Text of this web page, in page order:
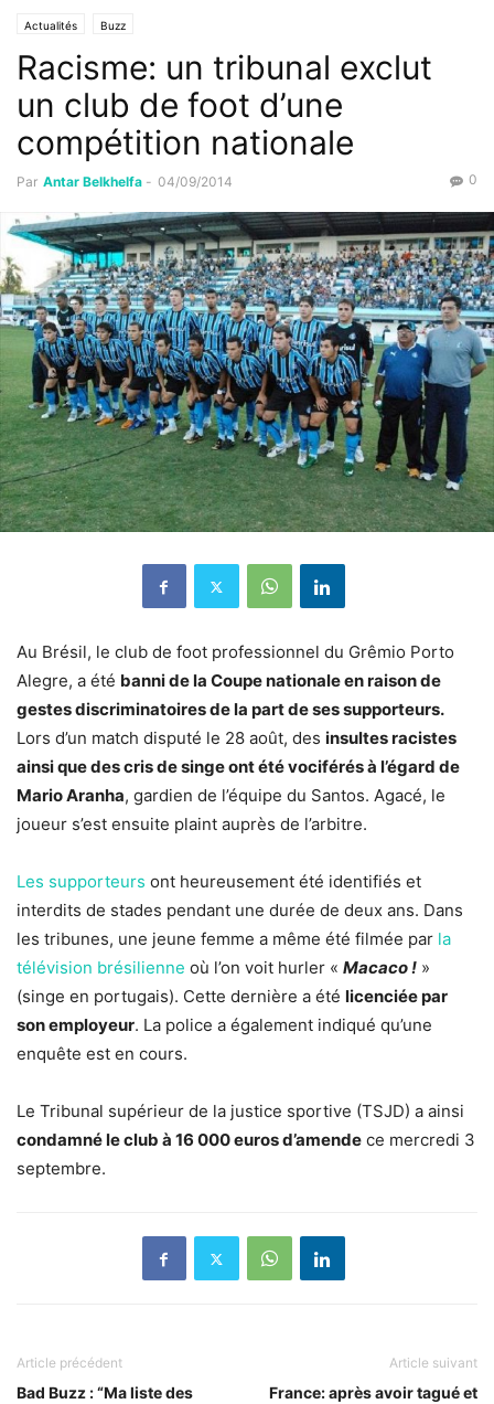
Actualités Buzz
Racisme: un tribunal exclut
un club de foot d’une
compétition nationale
Par Antar Belkhelfa - 04/09/2014 0
Au Brésil, le club de foot professionnel du Grêmio Porto
Alegre, a été banni de la Coupe nationale en raison de
gestes discriminatoires de la part de ses supporteurs.
Lors d’un match disputé le 28 août, des insultes racistes
ainsi que des cris de singe ont été vociférés à l’égard de
Mario Aranha, gardien de l’équipe du Santos. Agacé, le
joueur s’est ensuite plaint auprès de l’arbitre.
Les supporteurs ont heureusement été identifiés et
interdits de stades pendant une durée de deux ans. Dans
les tribunes, une jeune femme a même été filmée par la
télévision brésilienne où l’on voit hurler « Macaco ! »
(singe en portugais). Cette dernière a été licenciée par
son employeur. La police a également indiqué qu’une
enquête est en cours.
Le Tribunal supérieur de la justice sportive (TSJD) a ainsi
condamné le club à 16 000 euros d’amende ce mercredi 3
septembre.
Article précédent
Bad Buzz : “Ma liste des
Article suivant
France: après avoir tagué et